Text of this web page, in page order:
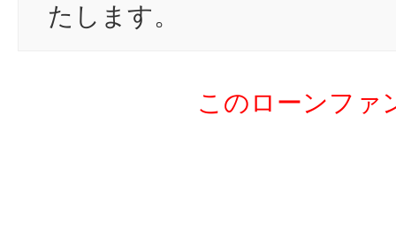
たします。
このローンファ